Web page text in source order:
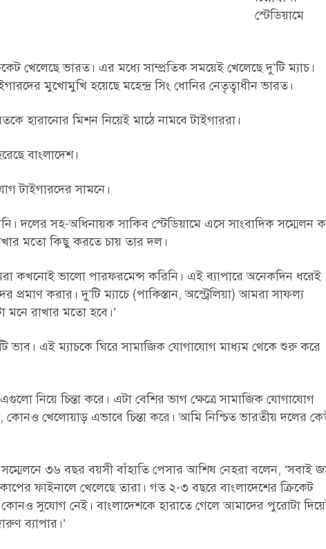
স্টেডিয়ামে
খেলেছে ভারত। এর মধ্যে সাম্প্রতিক সময়েই খেলেছে দু’টি ম্যাচ।
মুখোমুখি হয়েছে মহেন্দ্র সিং ধোনির নেতৃত্বাধীন ভারত।
হারানোর মিশন নিয়েই মাঠে নামবে টাইগাররা।
বাংলাদেশ।
টাইগারদের সামনে।
দলের সহ-অধিনায়ক সাকিব স্টেডিয়ামে এসে সাংবাদিক সম্মেলন
মতো কিছু করতে চায় তার দল।
কখনোই ভালো পারফরমেন্স করিনি। এই ব্যাপারে অনেকদিন ধরেই
করার। দু’টি ম্যাচে (পাকিস্তান, অস্ট্রেলিয়া) আমরা সাফল্য
মনে রাখার মতো হবে।’
ভাব। এই ম্যাচকে ঘিরে সামাজিক যোগাযোগ মাধ্যম থেকে শুরু করে
নিয়ে চিন্তা করে। এটা বেশির ভাগ ক্ষেত্রে সামাজিক যোগাযোগ
খেলোয়াড় এভাবে চিন্তা করে। আমি নিশ্চিত ভারতীয় দলের
সম্মেলনে ৩৬ বছর বয়সী বাঁহাতি পেসার আশিষ নেহরা বলেন, ‘সবাই
ফাইনালে খেলেছে তারা। গত ২-৩ বছরে বাংলাদেশের ক্রিকেট
কোনও সুযোগ নেই। বাংলাদেশকে হারাতে গেলে আমাদের পুরোটা
ব্যাপার।’